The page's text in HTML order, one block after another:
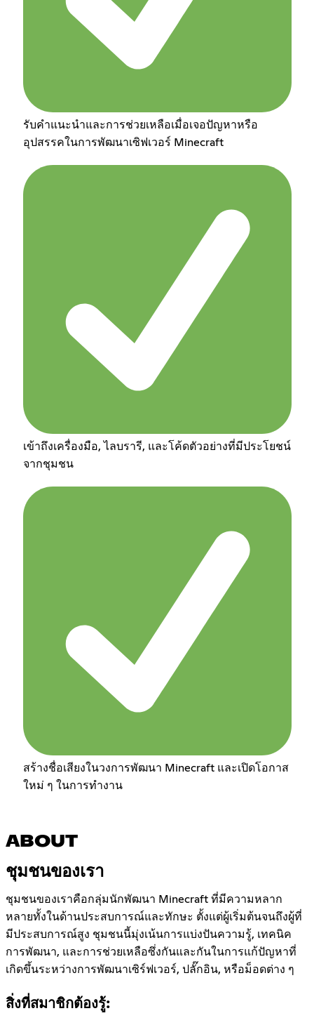
รับคำแนะนำและการช่วยเหลือเมื่อเจอปัญหาหรือ
อุปสรรคในการพัฒนาเซิฟเวอร์ Minecraft
เข้าถึงเครื่องมือ, ไลบรารี, และโค้ดตัวอย่างที่มีประโยชน์
จากชุมชน
สร้างชื่อเสียงในวงการพัฒนา Minecraft และเปิดโอกาส
ใหม่ ๆ ในการทำงาน
ABOUT
ชุมชนของเรา
ชุมชนของเราคือกลุ่มนักพัฒนา Minecraft ที่มีความหลาก
หลายทั้งในด้านประสบการณ์และทักษะ ตั้งแต่ผู้เริ่มต้นจนถึงผู้ที่
มีประสบการณ์สูง ชุมชนนี้มุ่งเน้นการแบ่งปันความรู้, เทคนิค
การพัฒนา, และการช่วยเหลือซึ่งกันและกันในการแก้ปัญหาที่
เกิดขึ้นระหว่างการพัฒนาเซิร์ฟเวอร์, ปลั๊กอิน, หรือม็อดต่าง ๆ
สิ่งที่สมาชิกต้องรู้: